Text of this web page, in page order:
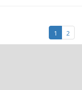
1 2